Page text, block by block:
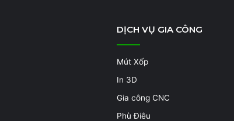
DỊCH VỤ GIA CÔNG
Mút Xốp
In 3D
Gia công CNC
Phù Điêu